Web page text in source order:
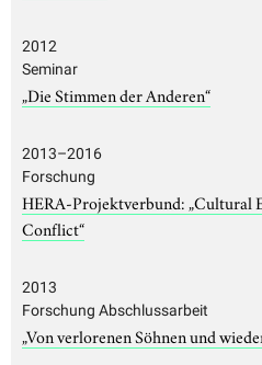
2012
Seminar
„Die Stimmen der Anderen“
2013–2016
Forschung
HERA-Projektverbund: „Cultural
Conflict“
2013
Forschung Abschlussarbeit
„Von verlorenen Söhnen und